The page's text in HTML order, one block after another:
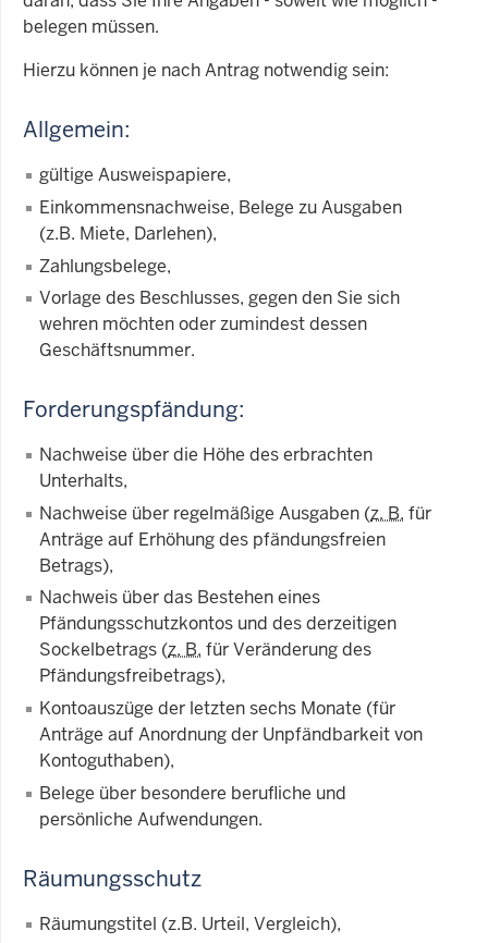
belegen müssen.
Hierzu können je nach Antrag notwendig sein:
Allgemein:
gültige Ausweispapiere,
Einkommensnachweise, Belege zu Ausgaben
(z.B. Miete, Darlehen),
Zahlungsbelege,
Vorlage des Beschlusses, gegen den Sie sich
wehren möchten oder zumindest dessen
Geschäftsnummer.
Forderungspfändung:
Nachweise über die Höhe des erbrachten
Unterhalts,
Nachweise über regelmäßige Ausgaben (z. B. für
Anträge auf Erhöhung des pfändungsfreien
Betrags),
Nachweis über das Bestehen eines
Pfändungsschutzkontos und des derzeitigen
Sockelbetrags (z. B. für Veränderung des
Pfändungsfreibetrags),
Kontoauszüge der letzten sechs Monate (für
Anträge auf Anordnung der Unpfändbarkeit von
Kontoguthaben),
Belege über besondere berufliche und
persönliche Aufwendungen.
Räumungsschutz
Räumungstitel (z.B. Urteil, Vergleich),